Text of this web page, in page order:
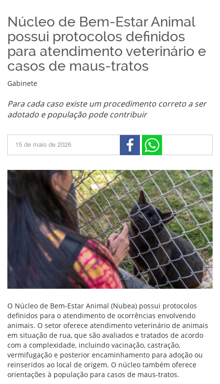
Núcleo de Bem-Estar Animal
possui protocolos definidos
para atendimento veterinário e
casos de maus-tratos
Gabinete
Para cada caso existe um procedimento correto a ser
adotado e população pode contribuir
15 de maio de 2026
O Núcleo de Bem-Estar Animal (Nubea) possui protocolos
definidos para o atendimento de ocorrências envolvendo
animais. O setor oferece atendimento veterinário de animais
em situação de rua, que são avaliados e tratados de acordo
com a complexidade, incluindo vacinação, castração,
vermifugação e posterior encaminhamento para adoção ou
reinseridos ao local de origem. O núcleo também oferece
orientações à população para casos de maus-tratos.